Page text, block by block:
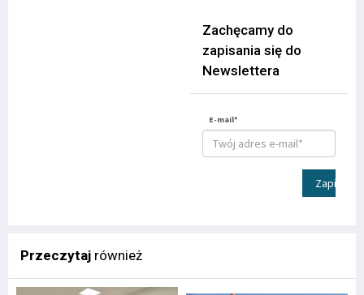
Zachęcamy do
zapisania się do
Newslettera
E-mail*
Zapisz
Przeczytaj również